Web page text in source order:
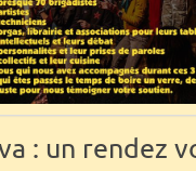
: un rendez